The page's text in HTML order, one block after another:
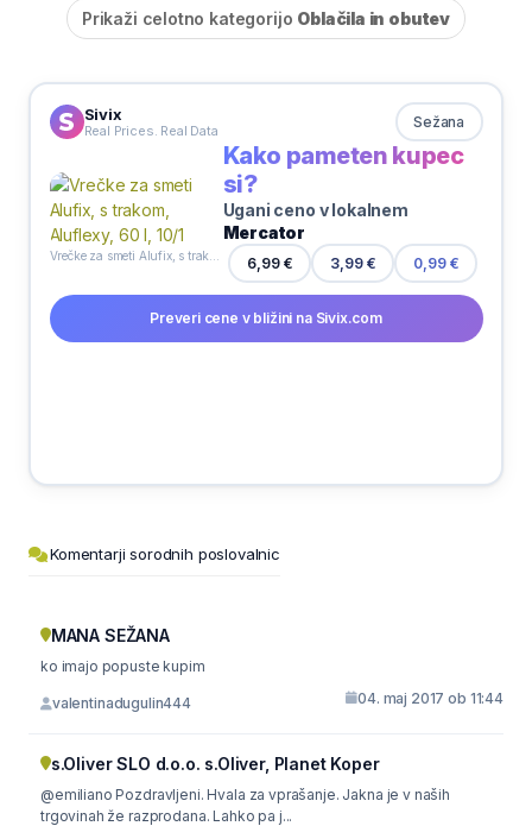
Prikaži celotno kategorijo Oblačila in obutev
Sivix
Real Prices. Real Data Sežana
Kako pameten kupec
si?
Ugani ceno v lokalnem
Mercator
6,99 € 3,99 € 0,99 €
Preveri cene v bližini na Sivix.com
Komentarji sorodnih poslovalnic
MANA SEŽANA
ko imajo popuste kupim
valentinadugulin444 04. maj 2017 ob 11:44
s.Oliver SLO d.o.o. s.Oliver, Planet Koper
@emiliano Pozdravljeni. Hvala za vprašanje. Jakna je v naših
trgovinah že razprodana. Lahko pa j...